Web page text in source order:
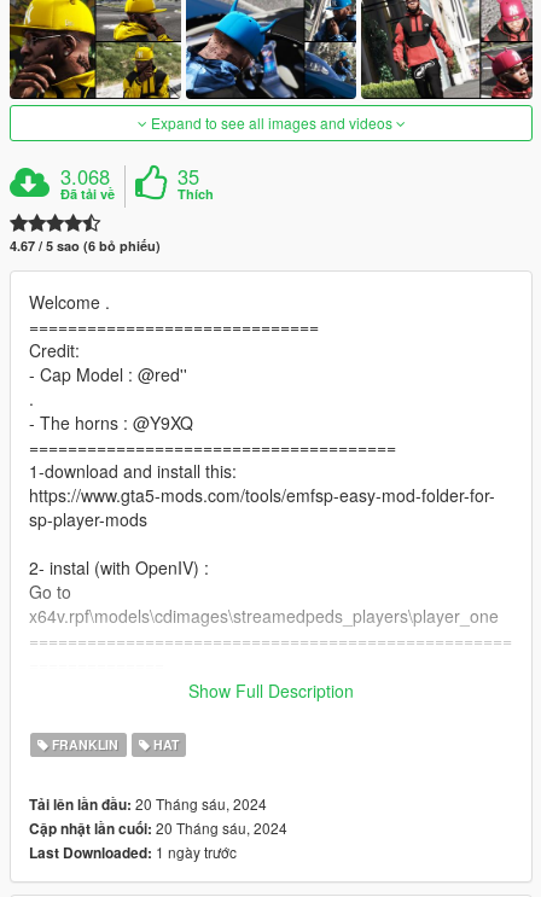
Expand to see all images and videos
3.068
Đã tải về
35
Thích
4.67 / 5 sao (6 bỏ phiếu)
Welcome .
==============================
Credit:
- Cap Model : @red''
.
- The horns : @Y9XQ
======================================
1-download and install this:
https://www.gta5-mods.com/tools/emfsp-easy-mod-folder-for-
sp-player-mods
2- instal (with OpenIV) :
Go to
x64v.rpf\models\cdimages\streamedpeds_players\player_one
==================================================
GOAT#5697
Take a look at my patreon You may like my work For Franklin
patreon.com/Y9XQ
================================================
Show Full Description
FRANKLIN HAT
Tải lên lần đầu: 20 Tháng sáu, 2024
Cập nhật lần cuối: 20 Tháng sáu, 2024
Last Downloaded: 1 ngày trước